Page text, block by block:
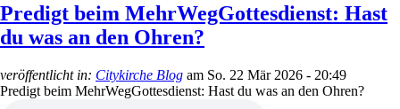
Predigt beim MehrWegGottesdienst: Hast
du was an den Ohren?
veröffentlicht in: Citykirche Blog am So. 22 Mär 2026 - 20:49
Predigt beim MehrWegGottesdienst: Hast du was an den Ohren?